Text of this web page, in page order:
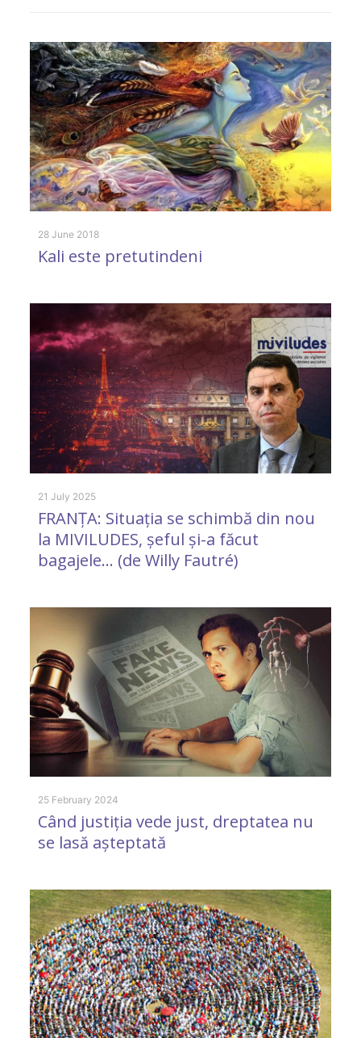
28 June 2018
Kali este pretutindeni
21 July 2025
FRANȚA: Situația se schimbă din nou
la MIVILUDES, șeful și-a făcut
bagajele… (de Willy Fautré)
25 February 2024
Când justiția vede just, dreptatea nu
se lasă așteptată